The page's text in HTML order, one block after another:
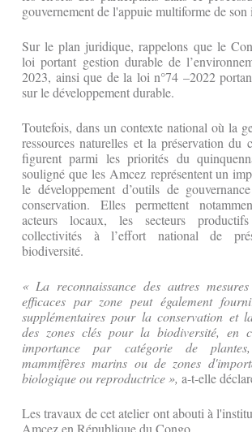
gouvernement de l'appuie multiforme de
‎‎Sur le plan juridique, rappelons que le
loi portant gestion durable de
2023, ainsi que de la loi n°74 –2022
sur le développement durable.
‎‎Toutefois, dans un contexte national où la
ressources naturelles et la préservation du
figurent parmi les priorités du
souligné que les Amcez représentent un
le développement d’outils de
conservation. Elles permettent
acteurs locaux, les secteurs
collectivités à l’effort national de
biodiversité.
‎« La reconnaissance des autres
efficaces par zone peut également
‎supplémentaires pour la conservation et
des zones clés pour la biodiversité, en
‎importance par catégorie de
mammifères marins ou de zones
‎biologique ou reproductrice », a-t-elle
‎Les travaux de cet atelier ont abouti à
Amcez en République du Congo.